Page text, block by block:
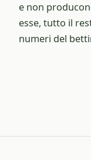
e non
esse, tutto il
numeri del